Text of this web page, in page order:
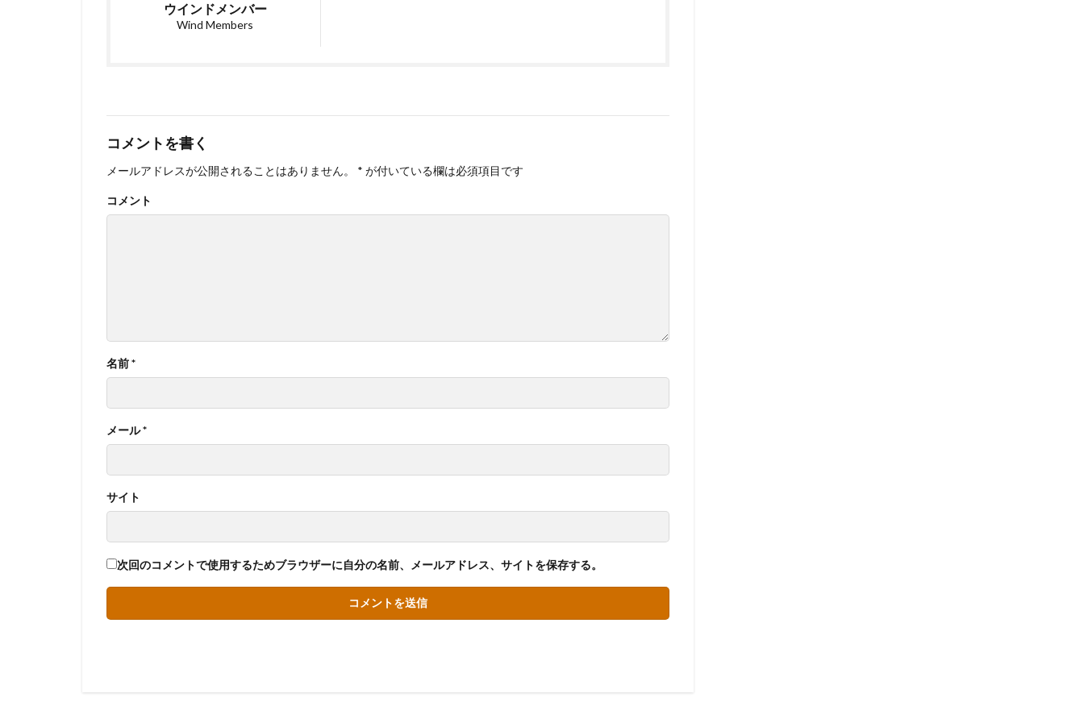
ウインドメンバー
Wind Members
コメントを書く
メールアドレスが公開されることはありません。 * が付いている欄は必須項目です
コメント
名前*
メール*
サイト
次回のコメントで使用するためブラウザーに自分の名前、メールアドレス、サイトを保存する。